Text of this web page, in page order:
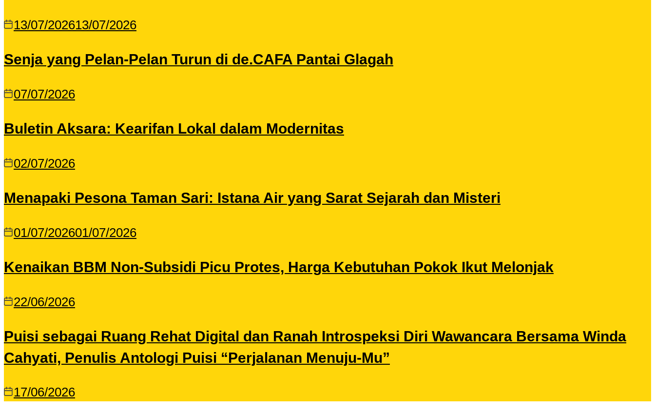
13/07/202613/07/2026
Senja yang Pelan-Pelan Turun di de.CAFA Pantai Glagah
07/07/2026
Buletin Aksara: Kearifan Lokal dalam Modernitas
02/07/2026
Menapaki Pesona Taman Sari: Istana Air yang Sarat Sejarah dan Misteri
01/07/202601/07/2026
Kenaikan BBM Non-Subsidi Picu Protes, Harga Kebutuhan Pokok Ikut Melonjak
22/06/2026
Puisi sebagai Ruang Rehat Digital dan Ranah Introspeksi Diri Wawancara Bersama Winda
Cahyati, Penulis Antologi Puisi “Perjalanan Menuju-Mu”
17/06/2026